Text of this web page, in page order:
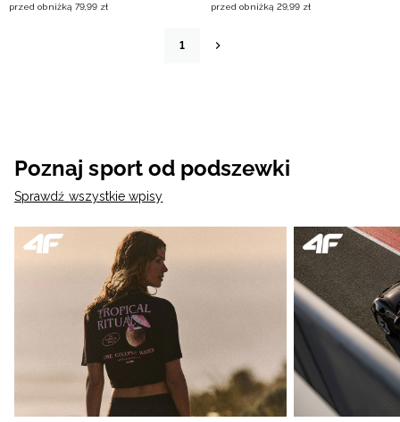
przed obniżką 79,99 zł
przed obniżką 29,99 zł
1
Poznaj sport od podszewki
Sprawdź wszystkie wpisy